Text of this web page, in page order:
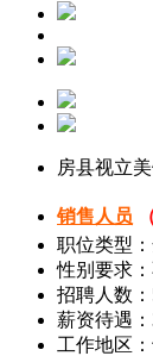
房县视立
销售人员
职位类型
性别要求
招聘人数：
薪资待遇：
工作地区